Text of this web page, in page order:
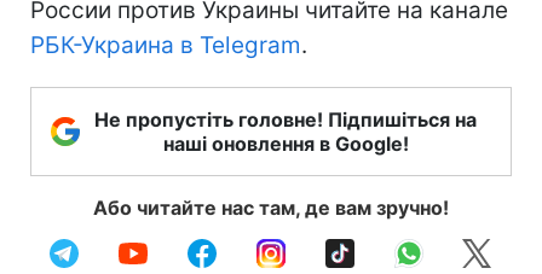
России против Украины читайте на канале
РБК-Украина в Telegram.
Не пропустіть головне! Підпишіться на
наші оновлення в Google!
Або читайте нас там, де вам зручно!